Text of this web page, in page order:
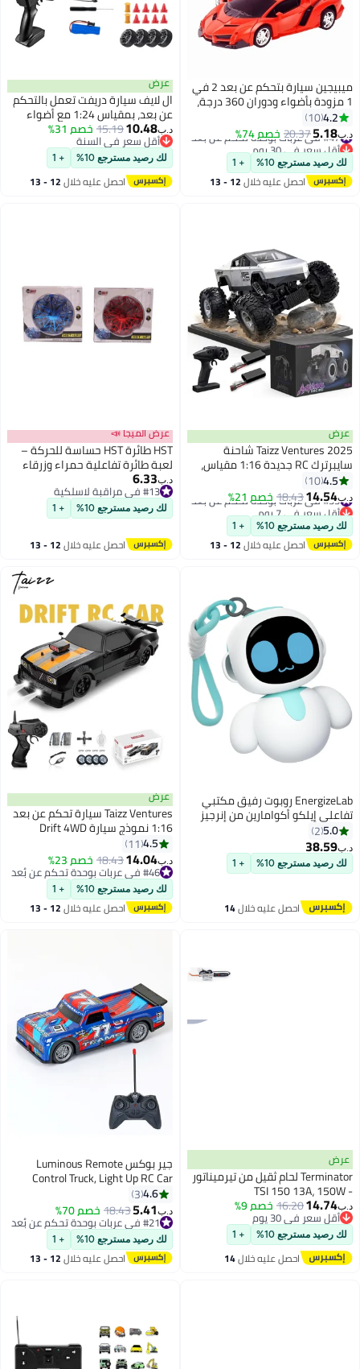
ميبيجين سيارة بتحكم عن بعد 2 في
1 مزودة بأضواء ودوران 360 درجة،
واحدة، ألعاب سيارات متحولة
بمقياس 1:18، مصنوعة من مواد
ABS آمنة ومتينة، هدية مثالية
للأطفال من سن 6 سنوات فما فوق
4.2
10
د.ب‏5.18
20.37خصم 74% #47 في عربات بوحدة تحكم عن بُعد
أقل سعر في 30 يوم
#47 في عربات بوحدة تحكم عن بُعد
لك رصيد مسترجع 10% + 1
احصل عليه خلال 12 - 13
عرض
ال لايف سيارة دريفت تعمل بالتحكم
عن بعد، بمقياس 1:24 مع أضواء
LED، سيارات عالية السرعة تعمل
بالتحكم عن بعد بتردد 2.4 جيجاهرتز
وسرعة 20 كم/ساعة، إطارات دريفت
وبطاريتان، فكرة لعبة سباق رياضية
هدية للبالغين والأولاد والبنات
د.ب‏10.48
15.19خصم 31%
أقل سعر في السنة
أقل سعر في السنة
لك رصيد مسترجع 10% + 1
احصل عليه خلال 12 - 13
عرض
Taizz Ventures 2025 شاحنة
سايبرترك RC جديدة 1:16 مقياس،
4WD لجميع التضاريس، سيارة تحكم
عن بعد على الطرق الوعرة، محركات
مزدوجة، مصابيح LED، مقاومة
للماء، 2.4GHz RC روك كراولر، ألعاب
للأطفال والبالغين من عمر 5 سنوات
فما فوق - فضي
4.5
10
د.ب‏14.54
18.43خصم 21% #33 في عربات بوحدة تحكم عن بُعد
أقل سعر في 7 يوم
#33 في عربات بوحدة تحكم عن بُعد
لك رصيد مسترجع 10% + 1
احصل عليه خلال 12 - 13
عرض الميجا 📣
HST طائرة HST حساسة للحركة –
لعبة طائرة تفاعلية حمراء وزرقاء
د.ب‏6.33
#13 في مراقبة لاسلكية
#13 في مراقبة لاسلكية
لك رصيد مسترجع 10% + 1
احصل عليه خلال 12 - 13
EnergizeLab روبوت رفيق مكتبي
تفاعلي إيلكو أكوامارين من إنرجيز
لاب5.0
2
د.ب‏38.59
لك رصيد مسترجع 10% + 1
احصل عليه خلال14
عرض
Taizz Ventures سيارة تحكم عن بعد
1:16 نموذج سيارة Drift 4WD
بسرعة عالية 18 كم/س مع أضواء
LED وإطارات مطاطية لرش سباق
رياضي لعبة سيارة للبالغين والأولاد
والبنات والأطفال هدية 2 بطاريات
قابلة للشحن - أسود
4.5
11
د.ب‏14.04
18.43خصم 23%
#46 في عربات بوحدة تحكم عن بُعد
#46 في عربات بوحدة تحكم عن بُعد
لك رصيد مسترجع 10% + 1
احصل عليه خلال 12 - 13
عرض
Terminator لحام ثقيل من تيرميناتور
- TSI 150 13A، 150W
د.ب‏14.74
16.20خصم 9%
أقل سعر في 30 يوم
أقل سعر في 30 يوم
لك رصيد مسترجع 10% + 1
احصل عليه خلال14
جير بوكس Luminous Remote
Control Truck, Light Up RC Car
Toys, 2.4GHz 1:22 Scale 15KM/H
Off-Road with Cool LED Lights
Racing Rechargeable Toy Car for
Christmas Birthday Kids Boys for
6-7 8-12 Year Old- Blue
4.6
3
د.ب‏5.41
18.43خصم 70%
#21 في عربات بوحدة تحكم عن بُعد
#21 في عربات بوحدة تحكم عن بُعد
لك رصيد مسترجع 10% + 1
احصل عليه خلال 12 - 13